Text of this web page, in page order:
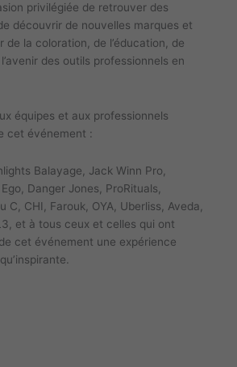
privilégiée de retrouver des
découvrir de nouvelles marques et
de la coloration, de l’éducation, de
des outils professionnels en
équipes et aux professionnels
cet événement :
Balayage, Jack Winn Pro,
Danger Jones, ProRituals,
C, CHI, Farouk, OYA, Uberliss, Aveda,
et à tous ceux et celles qui ont
cet événement une expérience